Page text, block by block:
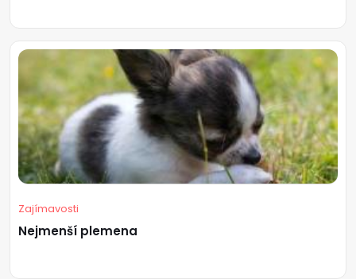
Zajímavosti
Nejmenší plemena